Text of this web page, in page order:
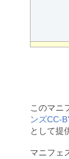
このマニ
ンズCC-
として提
マニフェ